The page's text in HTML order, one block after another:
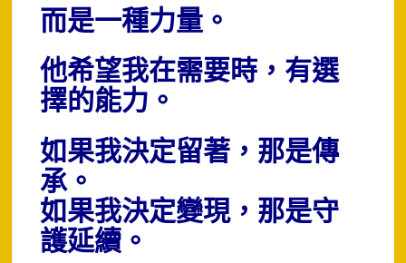
而是一種力量。
他希望我在需要時，有選
擇的能力。
如果我決定留著，那是傳
承。
如果我決定變現，那是守
護延續。